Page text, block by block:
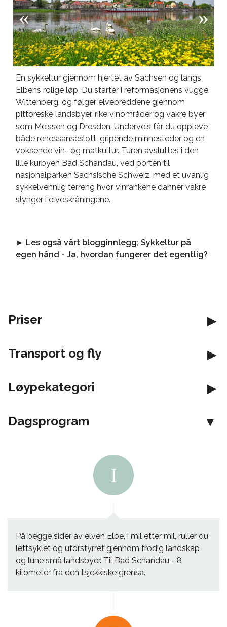
En sykkeltur gjennom hjertet av Sachsen og langs
Elbens rolige løp. Du starter i reformasjonens vugge,
Wittenberg, og følger elvebreddene gjennom
pittoreske landsbyer, rike vinområder og vakre byer
som Meissen og Dresden. Underveis får du oppleve
både renessanseslott, gripende minnesteder og en
voksende vin- og matkultur. Turen avsluttes i den
lille kurbyen Bad Schandau, ved porten til
nasjonalparken Sächsische Schweiz, med et uvanlig
sykkelvennlig terreng hvor vinrankene danner vakre
slynger i elveskråningene.
► Les også vårt blogginnlegg; Sykkeltur på
egen hånd - Ja, hvordan fungerer det egentlig?
Priser
Transport og fly
Løypekategori
Dagsprogram
På begge sider av elven Elbe, i mil etter mil, ruller du
lettsyklet og uforstyrret gjennom frodig landskap
og lune små landsbyer. Til Bad Schandau - 8
kilometer fra den tsjekkiske grensa.